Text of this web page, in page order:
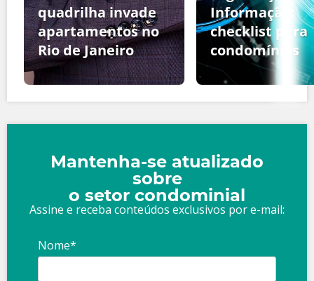
quadrilha invade
apartamentos no
Rio de Janeiro
Informação:
checklist para
condomínios
Mantenha-se atualizado
sobre
o setor condominial
Assine e receba conteúdos exclusivos por e-mail:
Nome*